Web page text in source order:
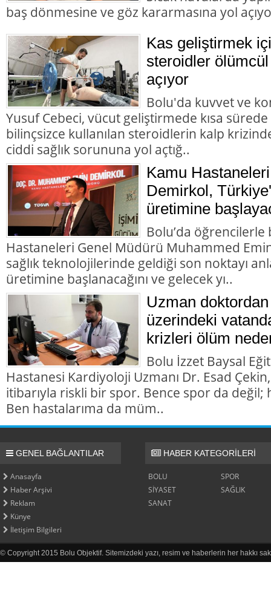
baş dönmesine ve göz kararmasına yol
Kas geliştirmek
steroidler
açıyor
Bolu'da kuvvet ve
Yusuf Cebeci, vücut geliştirmede kısa
bilinçsizce kullanılan steroidlerin kalp
ciddi sağlık sorununa yol açtığ..
Kamu
Demirkol,
üretimine
Bolu’da
Hastaneleri Genel Müdürü Muhammed
sağlık teknolojilerinde geldiği son noktayı
üretimine başlanacağını ve gelecek yı..
Uzman doktordan
üzerindeki
krizleri ölüm
Bolu İzzet Baysal
Hastanesi Kardiyoloji Uzmanı Dr. Esad
itibarıyla riskli bir spor. Bence spor da değil;
Ben hastalarıma da müm..
GENEL BAĞLANTILAR
Anasayfa
Haber Arşivi
Reklam
Künye
İletişim Bilgileri
HABER KATEGORİLERİ
BOLU
SPOR
SİYASET
SAĞLIK
SANAT
© Copyright 2015 Bolu Objektif. Sitemizdeki yazı, resim ve haberlerin her hakkı